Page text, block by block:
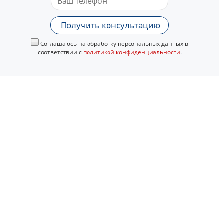
Получить консультацию
Соглашаюсь на обработку персональных данных в
соответствии с политикой конфиденциальности.